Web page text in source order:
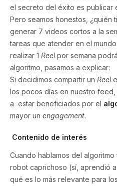
el secreto del éxito es publicar
Pero seamos honestos, ¿quién
generar 7 videos cortos a la
tareas que atender en el
realizar 1 Reelpor semana
algoritmo, pasamos a explicar:
Si decidimos compartir un Reel
los pocos días en nuestro
a estar beneficiados por el
mayor un engagement.
Contenido de interés
Cuando hablamos del
robot caprichoso (sí, aprendió
qué es lo más relevante para